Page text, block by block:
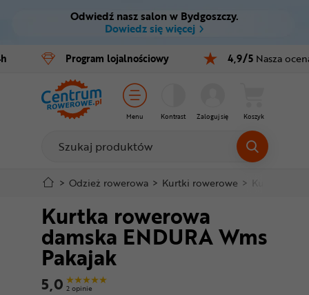
Ctrl M
Menu główne
Informacje o produkcie
Szczegółowe informacje
Stopka
Mapa strony
Odwiedź nasz salon w Bydgoszczy.
Dowiedz się więcej
Program lojalnościowy 4,9/5 Nasza
Menu Kontrast Zaloguj się Koszyk
Rowery
E-bike
Części
Akcesoria
Odzież
Kaski
Buty
Warsztat
> Odzież rowerowa > Kurtki rowerowe > Kurtki
Kurtka rowerowa
damska ENDURA Wms
Pakajak
5,0 2 opinie